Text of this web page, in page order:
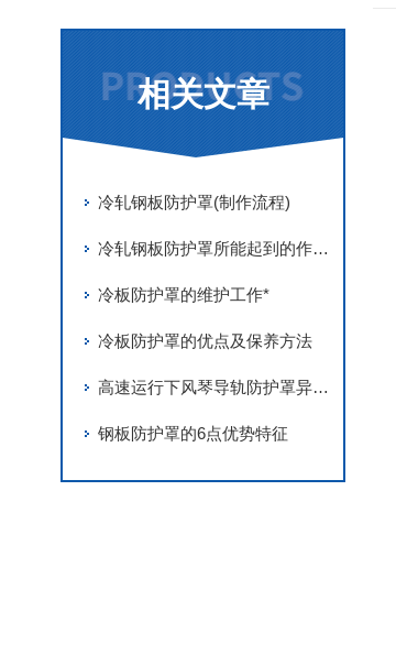
相关文章
冷轧钢板防护罩(制作流程)
冷轧钢板防护罩所能起到的作用及正确安装方法介绍
冷板防护罩的维护工作*
冷板防护罩的优点及保养方法
高速运行下风琴导轨防护罩异响故障的识别与消除方法
钢板防护罩的6点优势特征